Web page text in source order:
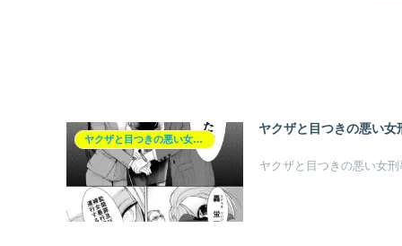
ヤクザと目つきの悪い女刑事の話【ヤク目】
ヤクザと目つきの悪い
ヤクザと目つきの悪い女